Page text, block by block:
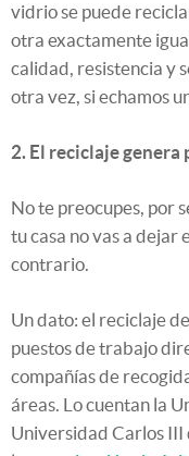
vidrio se puede
otra exactamente
calidad, resistencia y
otra vez, si echamos
2. El reciclaje genera
No te preocupes, por
tu casa no vas a dejar
contrario.
Un dato: el reciclaje
puestos de trabajo
compañías de
áreas. Lo cuentan la
Universidad Carlos III